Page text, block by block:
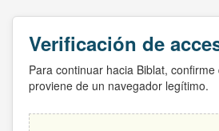
Verificación de
Para continuar hacia Biblat, confirme
proviene de un navegador legítimo.